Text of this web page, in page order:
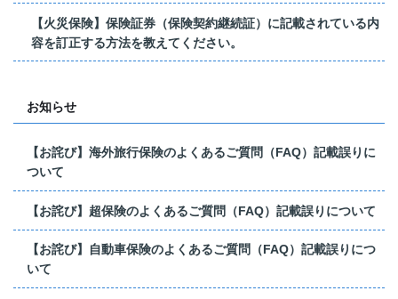
【火災保険】保険証券（保険契約継続証）に記載されている内
容を訂正する方法を教えてください。
お知らせ
【お詫び】海外旅行保険のよくあるご質問（FAQ）記載誤りに
ついて
【お詫び】超保険のよくあるご質問（FAQ）記載誤りについて
【お詫び】自動車保険のよくあるご質問（FAQ）記載誤りにつ
いて